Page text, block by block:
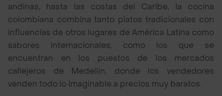
andinas, hasta las costas del Caribe, la cocina
colombiana combina tanto platos tradicionales con
influencias de otros lugares de América Latina como
sabores internacionales, como los que se
encuentran en los puestos de los mercados
callejeros de Medellín, donde los vendedores
venden todo lo imaginable a precios muy baratos.